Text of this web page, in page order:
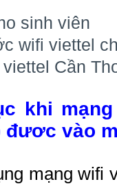
sinh viên
wifi viettel
viettel Cần
khi
vào
mạng wifi